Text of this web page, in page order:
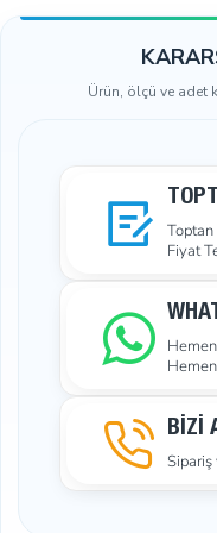
Ürün, ölçü ve adet
Toptan
Fiyat
BİZİ
Sipariş